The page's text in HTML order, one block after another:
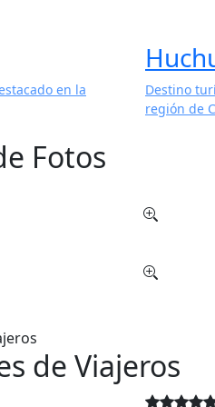
en la
Destino
región de
Fotos
de Viajeros